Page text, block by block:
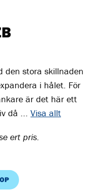
den stora skillnaden
i hålet. För
är det här ett
då ... Visa allt
ert pris.